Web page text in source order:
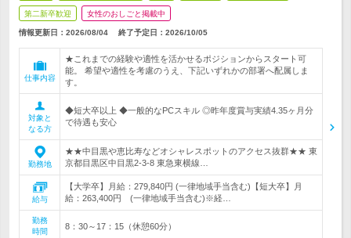
第二新卒歓迎 女性のおしごと掲載中
情報更新日：2026/08/04 終了予定日： 2026/10/05
仕事内容
★これまでの経験や適性を活かせるポジションからスタート可
能。 希望や適性を考慮のうえ、下記いずれかの部署へ配属しま
す。
対象と
なる方
◆短大卒以上 ◆一般的なPCスキル ◎昨年度賞与実績4.35ヶ月分
で待遇も安心
勤務地
★★中目黒や恵比寿などオシャレスポットのアクセス抜群★★ 東
京都目黒区中目黒2-3-8 東急東横線…
給与
【大学卒】月給：279,840円 (一律地域手当含む)【短大卒】月
給：263,400円 (一律地域手当含む)※経…
勤務
時間
8：30～17：15（休憩60分）